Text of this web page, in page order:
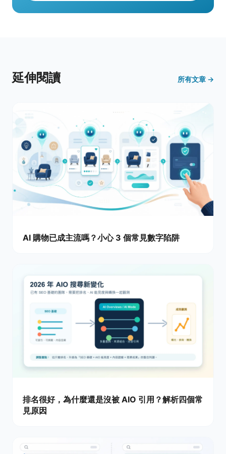
延伸閱讀 所有文章 →
AI 購物已成主流嗎？小心 3 個常見數字陷阱
排名很好，為什麼還是沒被 AIO 引用？解析四個常
見原因